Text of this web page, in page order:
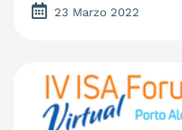
23 Marzo 2022